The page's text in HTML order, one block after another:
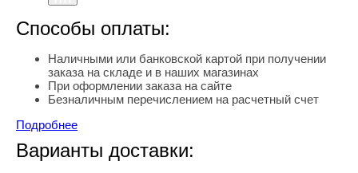
Способы оплаты:
Наличными или банковской картой при получении
заказа на складе и в наших магазинах
При оформлении заказа на сайте
Безналичным перечислением на расчетный счет
Подробнее
Варианты доставки: